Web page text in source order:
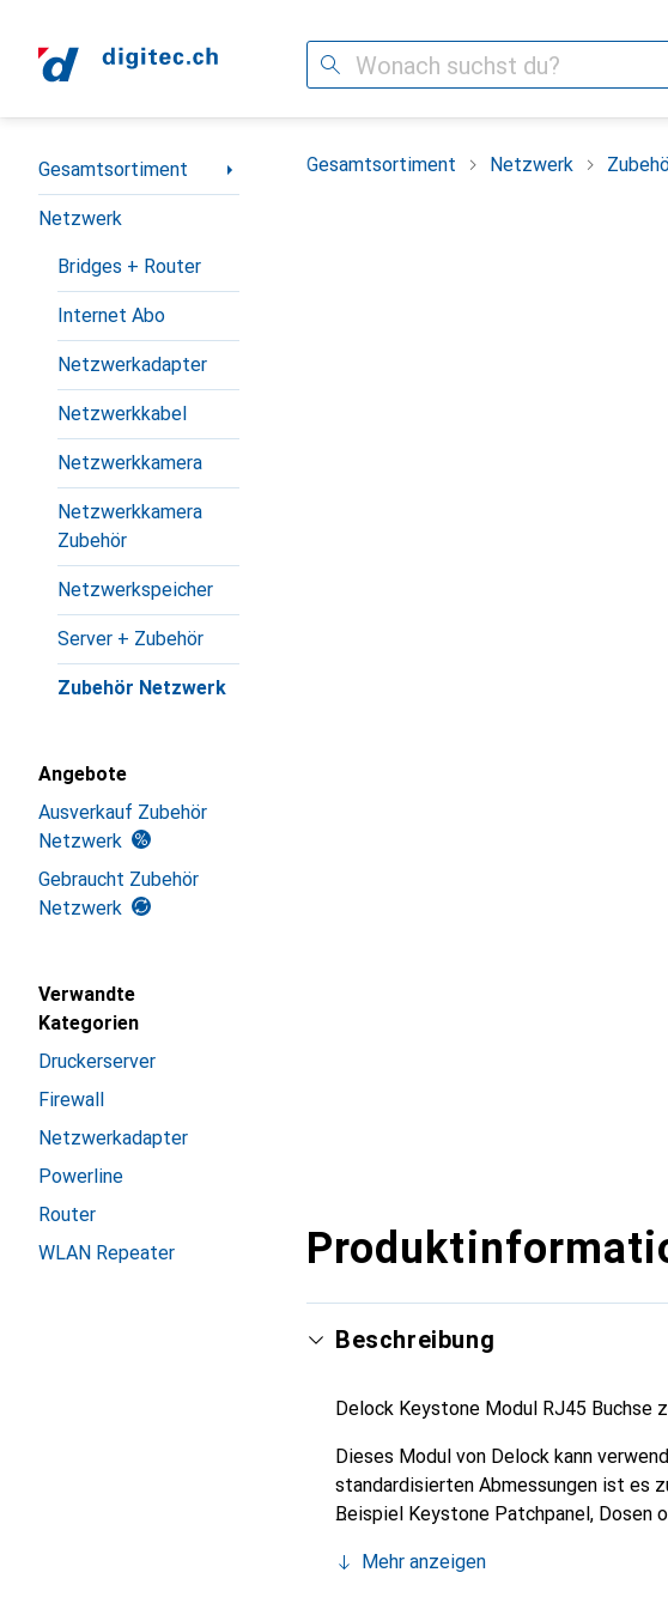
Suche
Navigation nach Kategorien
Gesamtsortiment
Netzwerk
Bridges + Router
Internet Abo
Netzwerkadapter
Netzwerkkabel
Netzwerkkamera
Netzwerkkamera
Zubehör
Netzwerkspeicher
Server + Zubehör
Zubehör Netzwerk
Angebote
Ausverkauf Zubehör
Netzwerk
Gebraucht Zubehör
Netzwerk
Verwandte
Kategorien
Druckerserver
Firewall
Netzwerkadapter
Powerline
Router
WLAN Repeater
Gesamtsortiment Netzwerk
Beschreibung
Delock Keystone Modul RJ45 Buchse
Dieses Modul von Delock kann
standardisierten Abmessungen ist es
Beispiel Keystone Patchpanel, Dosen
1:1 verbunden
Mehr anzeigen